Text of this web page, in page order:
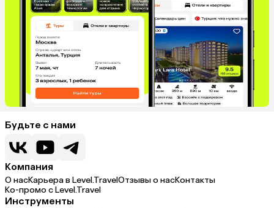
Будьте с нами
Компания
О насКарьера в Level.TravelОтзывы о насКонтакты
Ко-промо с Level.Travel
Инструменты